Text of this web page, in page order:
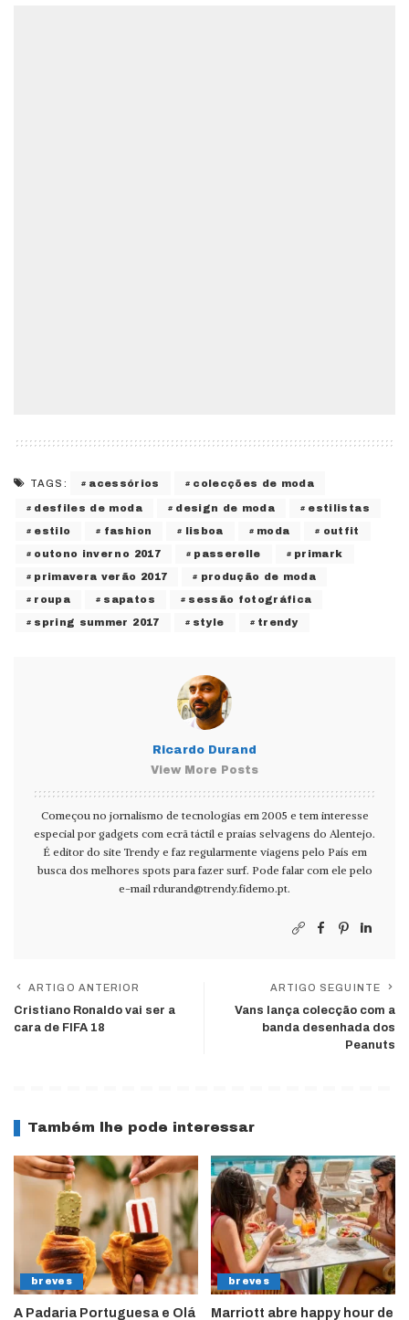
TAGS: acessórios colecções de moda
desfiles de moda design de moda estilistas
estilo fashion lisboa moda outfit
outono inverno 2017 passerelle primark
primavera verão 2017 produção de moda
roupa sapatos sessão fotográfica
spring summer 2017 style trendy
Ricardo Durand
View More Posts
Começou no jornalismo de tecnologias em 2005 e tem interesse
especial por gadgets com ecrã táctil e praias selvagens do Alentejo.
É editor do site Trendy e faz regularmente viagens pelo País em
busca dos melhores spots para fazer surf. Pode falar com ele pelo
e-mail rdurand@trendy.fidemo.pt.
ARTIGO ANTERIOR
Cristiano Ronaldo vai ser a
cara de FIFA 18
ARTIGO SEGUINTE
Vans lança colecção com a
banda desenhada dos
Peanuts
Também lhe pode interessar
breves
A Padaria Portuguesa e Olá
breves
Marriott abre happy hour de